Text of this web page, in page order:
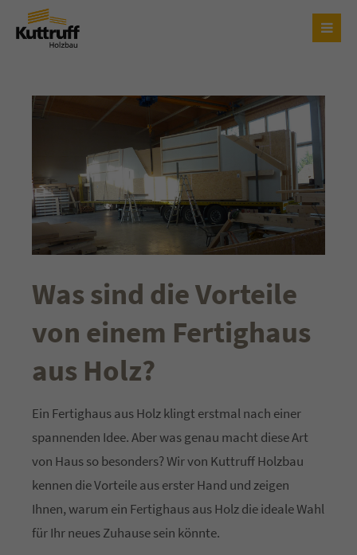
Login
Anmelden
Register |Lost your password?
Support
Lorem ipsum dolor sit amet:
24h/ 365days
We offer support for our customers
Mon - Fri 8:00am - 5:00pm(GMT +1)
Was sind die Vorteile
von einem Fertighaus
aus Holz?
Ein Fertighaus aus Holz klingt erstmal nach einer
spannenden Idee. Aber was genau macht diese Art
von Haus so besonders? Wir von Kuttruff Holzbau
kennen die Vorteile aus erster Hand und zeigen
Ihnen, warum ein Fertighaus aus Holz die ideale Wahl
für Ihr neues Zuhause sein könnte.